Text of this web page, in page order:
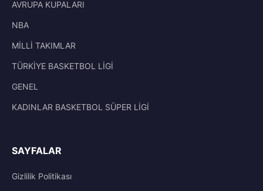
AVRUPA KUPALARI
NBA
MİLLİ TAKIMLAR
TÜRKİYE BASKETBOL LİGİ
GENEL
KADINLAR BASKETBOL SÜPER LİGİ
SAYFALAR
Gizlilik Politikası